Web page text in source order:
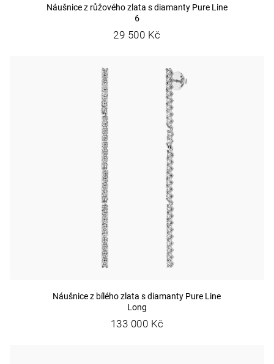
Náušnice z růžového zlata s diamanty Pure Line
6
29 500 Kč
Náušnice z bílého zlata s diamanty Pure Line
Long
133 000 Kč